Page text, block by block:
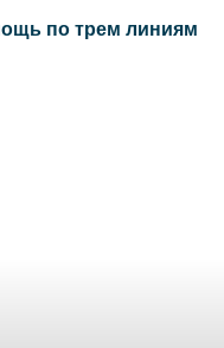
по трем линиям